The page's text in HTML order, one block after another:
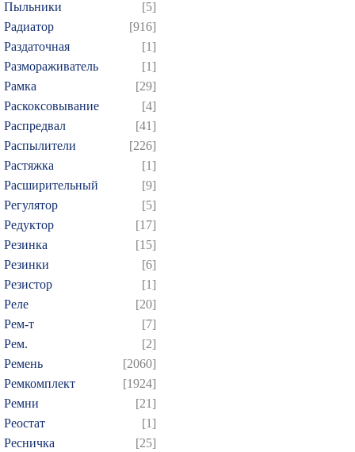
Пыльники
[5]
Радиатор
[916]
Раздаточная
[1]
Размораживатель
[1]
Рамка
[29]
Раскоксовывание
[4]
Распредвал
[41]
Распылители
[226]
Растяжка
[1]
Расширительный
[9]
Регулятор
[5]
Редуктор
[17]
Резинка
[15]
Резинки
[6]
Резистор
[1]
Реле
[20]
Рем-т
[7]
Рем.
[2]
Ремень
[2060]
Ремкомплект
[1924]
Ремни
[21]
Реостат
[1]
Ресничка
[25]